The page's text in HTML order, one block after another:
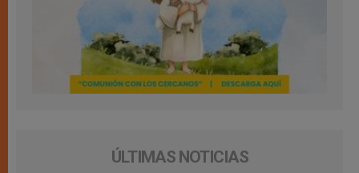
ÚLTIMAS NOTICIAS